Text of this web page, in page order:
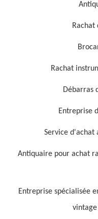
Rachat
Rachat
Débarras
Entreprise
Service d'achat
Antiquaire pour achat
Entreprise spécialisée
vintage